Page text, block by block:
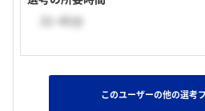
31~45分
このユーザーの他の選考